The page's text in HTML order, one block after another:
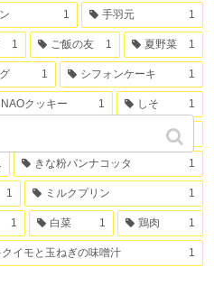
1 手羽元 1
1 ご飯の友 1 夏野菜 1
1 シフォンケーキ 1
クッキー 1 しそ 1
きな粉パンナコッタ 1
1 ミルクプリン 1
1 白菜 1 鶏肉 1
クイモと玉ねぎの味噌汁 1